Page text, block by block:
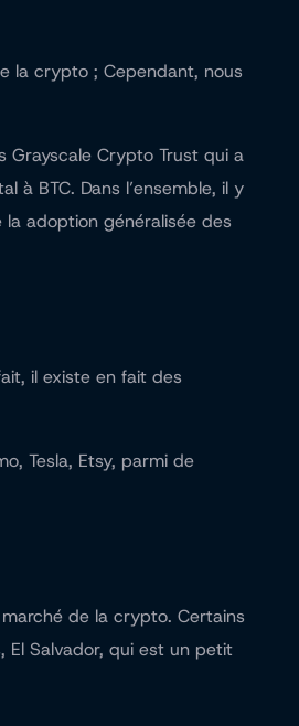
la crypto ; Cependant, nous
Grayscale Crypto Trust qui a
BTC. Dans l’ensemble, il y
la adoption généralisée des
il existe en fait des
Tesla, Etsy, parmi de
de la crypto. Certains
El Salvador, qui est un petit